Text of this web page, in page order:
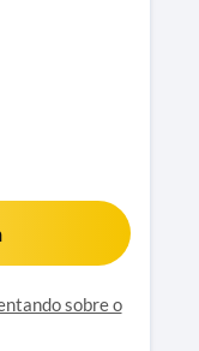
sobre o